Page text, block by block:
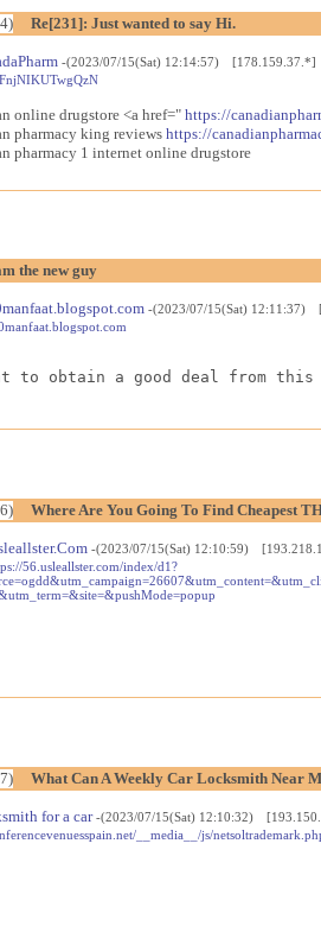
Re[231]: Just wanted to say Hi.
-(2023/07/15(Sat) 12:14:57) [178.159.37.*]
online drugstore <a href=" https://
pharmacy king reviews https://
pharmacy 1 internet online drugstore
the new guy
-(2023/07/15(Sat) 12:11:37)
to obtain a good deal from this
Where Are You Going To Find Cheapest
-(2023/07/15(Sat) 12:10:59)
56.usleallster.com/index/d1?
What Can A Weekly Car Locksmith Near
for a car -(2023/07/15(Sat) 12:10:32)
__media__/js/